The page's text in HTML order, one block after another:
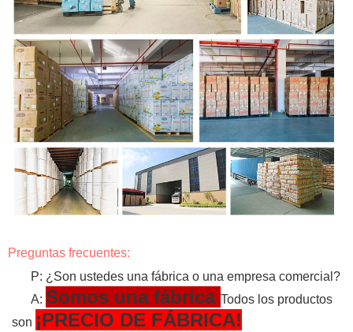
Preguntas frecuentes:
P: ¿Son ustedes una fábrica o una empresa comercial?
A: Somos una fábrica Todos los productos
son ¡PRECIO DE FÁBRICA!